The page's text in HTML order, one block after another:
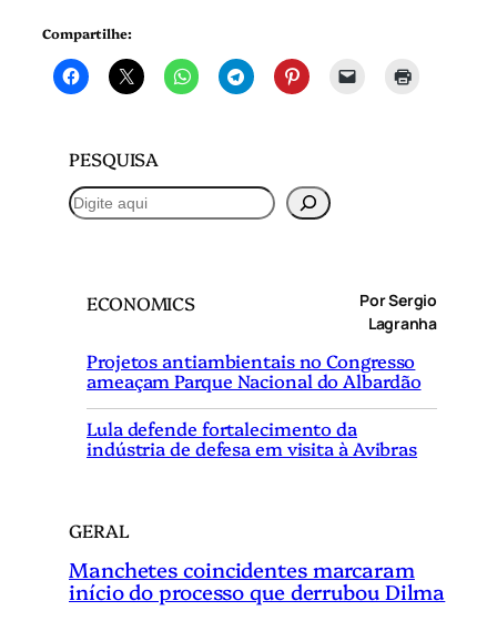
Compartilhe:
PESQUISA
P
e
ECONOMICS
Por Sergio
Lagranha
Projetos antiambientais no Congresso
ameaçam Parque Nacional do Albardão
Lula defende fortalecimento da
indústria de defesa em visita à Avibras
GERAL
Manchetes coincidentes marcaram
início do processo que derrubou Dilma